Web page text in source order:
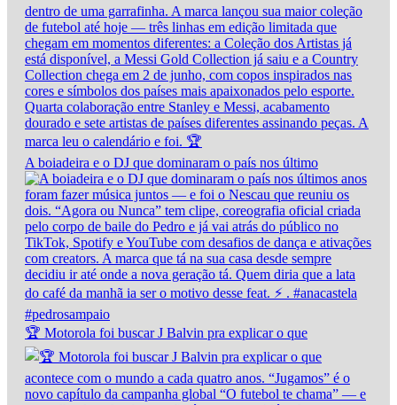
A boiadeira e o DJ que dominaram o país nos último
🏆 Motorola foi buscar J Balvin pra explicar o que